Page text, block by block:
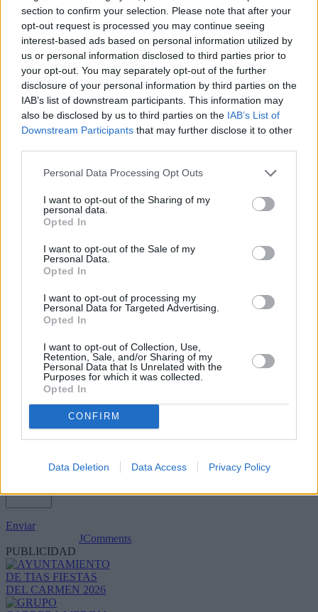
section to confirm your selection. Please note that after your
opt-out request is processed you may continue seeing
interest-based ads based on personal information utilized by
us or personal information disclosed to third parties prior to
your opt-out. You may separately opt-out of the further
disclosure of your personal information by third parties on the
IAB’s list of downstream participants. This information may
also be disclosed by us to third parties on the IAB’s List of
Downstream Participants that may further disclose it to other
Personal Data Processing Opt Outs
I want to opt-out of the Sharing of my
personal data.
Opted In
I want to opt-out of the Sale of my
Personal Data.
Opted In
I want to opt-out of processing my
Personal Data for Targeted Advertising.
Opted In
I want to opt-out of Collection, Use,
Retention, Sale, and/or Sharing of my
Personal Data that Is Unrelated with the
Purposes for which it was collected.
Opted In
CONFIRM
Data Deletion Data Access Privacy Policy
extrema cuando en realidad detrás de
esas publicaciones se escondía un
particular sin ningún tipo de
responsabilidad civil que pescaba a
pie desde la orilla con artes de pesca,
según había reconocido el mismo autor
en unas declaraciones a un medio de
comunicación.
Con esta actuación la Guardia Civil
evitó un daño medioambiental a unas
especies (Tiburón jaquetón o tiburón
tiburón martillo, tiburón ángel, raya
quedando todas las actuaciones
policiales a disposición judicial del
correspondiente juzgado de guardia de
Arrecife.
Escribir un comentario
Nombre
(requerido)
Enviar
JComments
PUBLICIDAD